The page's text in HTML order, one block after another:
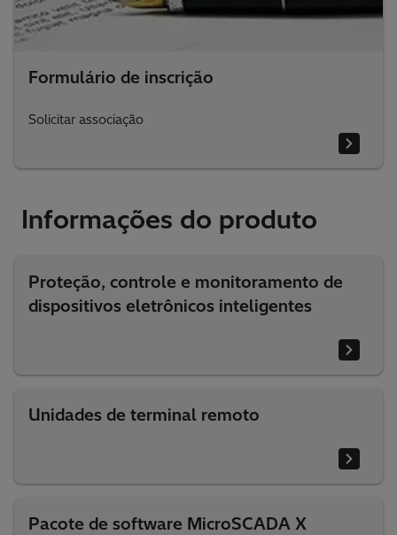
Formulário de inscrição
Solicitar associação
Informações do produto
Proteção, controle e monitoramento de
dispositivos eletrônicos inteligentes
Unidades de terminal remoto
Pacote de software MicroSCADA X